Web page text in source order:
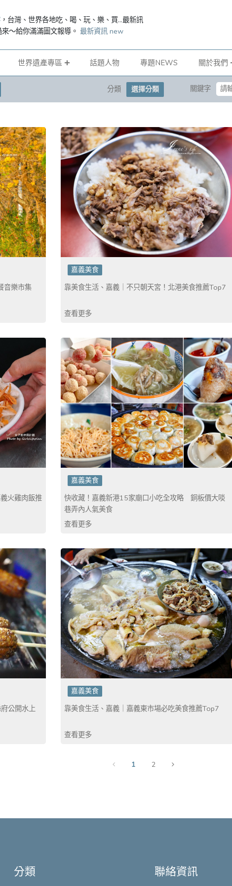
，台灣、世界各地吃、喝、玩、樂、買...最新訊
～給你滿滿圖文報導。 最新資訊 new
世界遺產專區 話題人物 專題NEWS 關於我們
分類 選擇分類 關鍵字
音樂市集
嘉義美食
靠美食生活、嘉義｜不只朝天宮！北港美食推薦Top7
查看更多
火雞肉飯推
嘉義美食
快收藏！嘉義新港15家廟口小吃全攻略 銅板價大啖
巷弄內人氣美食
查看更多
公開水上
嘉義美食
靠美食生活、嘉義｜嘉義東市場必吃美食推薦Top7
查看更多
1 2
分類 聯絡資訊